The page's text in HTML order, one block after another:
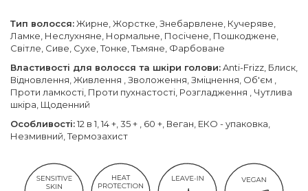
Тип волосся:Жирне, Жорстке, Знебарвлене, Кучеряве,
Ламке, Неслухняне, Нормальне, Посічене, Пошкоджене,
Світле, Сиве, Сухе, Тонке, Тьмяне, Фарбоване
Властивості для волосся та шкіри голови:Anti-Frizz, Блиск,
Відновлення, Живлення , Зволоження, Зміцнення, Об'єм ,
Проти ламкості, Проти пухнастості, Розгладження , Чутлива
шкіра, Щоденний
Особливості:12 в 1, 14 +, 35 + , 60 +, Веган, ЕКО - упаковка,
Незмивний, Термозахист